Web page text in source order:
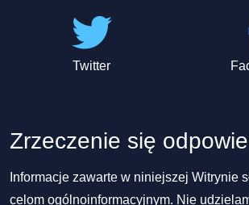
Twitter
Zrzeczenie się
Informacje zawarte w niniejszej Witrynie
celom ogólnoinformacyjnym. Nie